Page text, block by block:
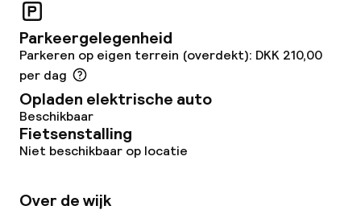
Parkeergelegenheid
Parkeren op eigen terrein (overdekt): DKK 210,00
per dag
Opladen elektrische auto
Beschikbaar
Fietsenstalling
Niet beschikbaar op locatie
Over de wijk